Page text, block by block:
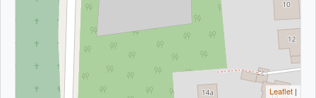
Leaflet |